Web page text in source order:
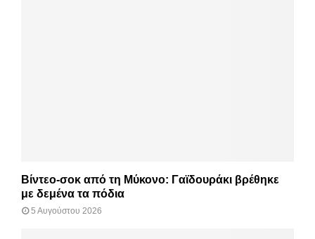
Βίντεο-σοκ από τη Μύκονο: Γαϊδουράκι βρέθηκε
με δεμένα τα πόδια
5 Αυγούστου 2026